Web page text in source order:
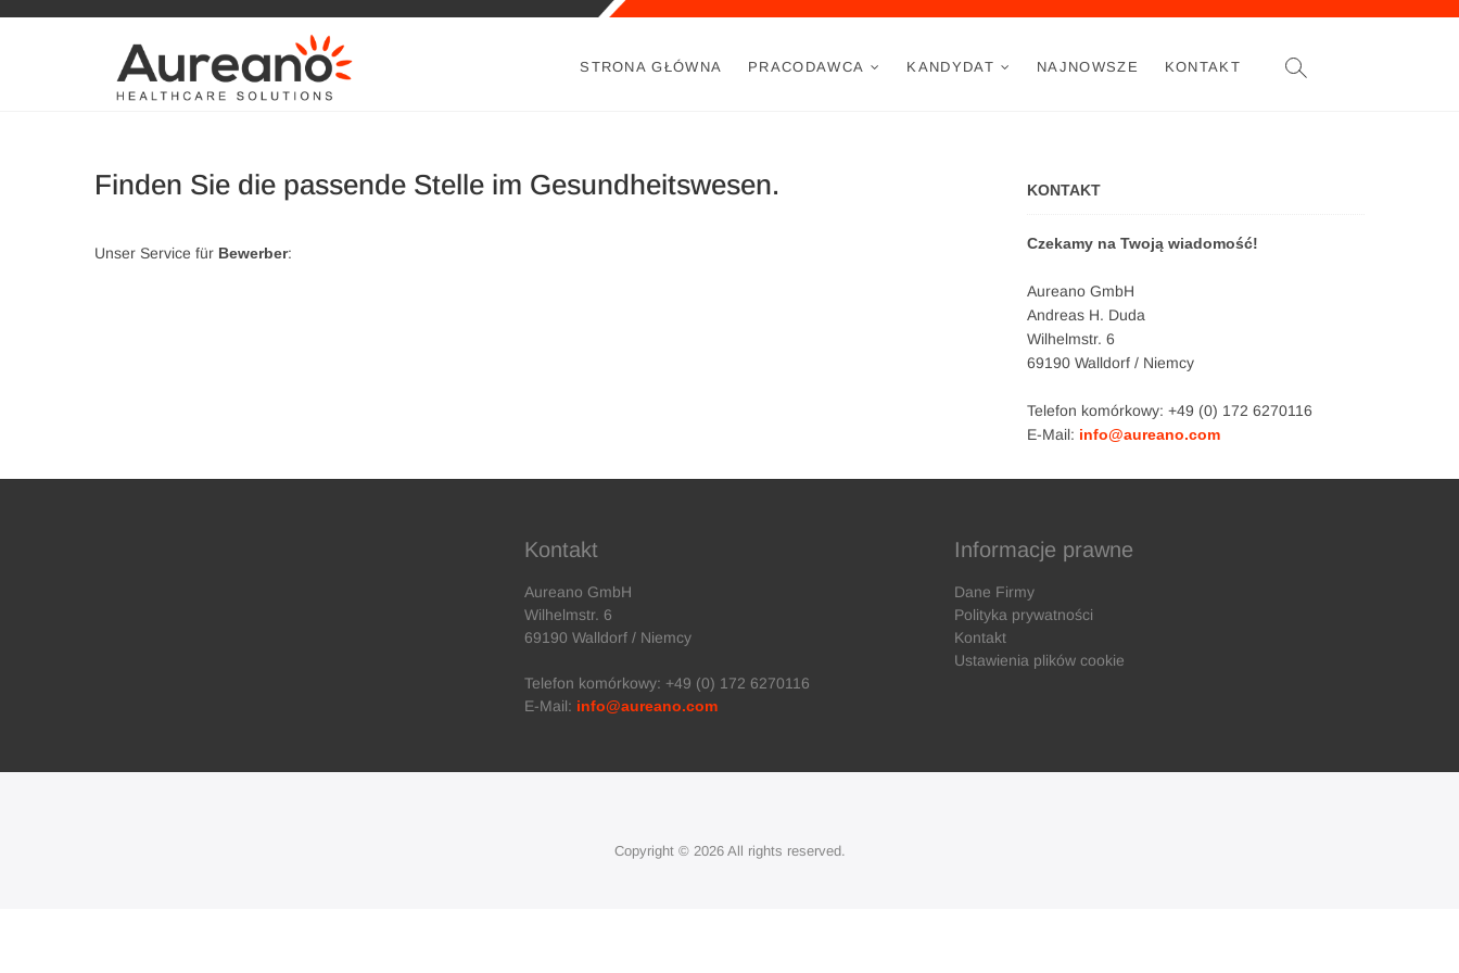
Aureano (PL)STRONA GŁÓWNA PRACODAWCA KANDYDAT NAJNOWSZE KONTAKT
Finden Sie die passende Stelle im Gesundheitswesen.
Unser Service für Bewerber:
KONTAKT
Czekamy na Twoją wiadomość!
Aureano GmbH
Andreas H. Duda
Wilhelmstr. 6
69190 Walldorf / Niemcy
Telefon komórkowy: +49 (0) 172 6270116
E-Mail: info@aureano.com
Kontakt
Aureano GmbH
Wilhelmstr. 6
69190 Walldorf / Niemcy
Telefon komórkowy: +49 (0) 172 6270116
E-Mail: info@aureano.com
Informacje prawne
Dane Firmy
Polityka prywatności
Kontakt
Ustawienia plików cookie
Copyright © 2026 All rights reserved.